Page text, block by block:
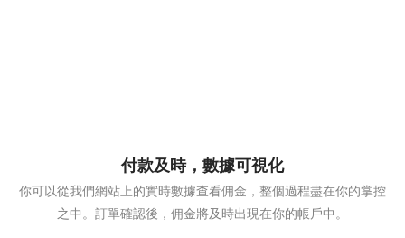
付款及時，數據可視化
你可以從我們網站上的實時數據查看佣金，整個過程盡在你的掌控
之中。訂單確認後，佣金將及時出現在你的帳戶中。